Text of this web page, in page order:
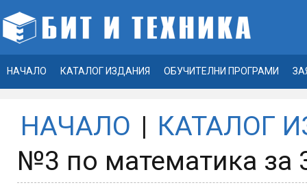
НАЧАЛО КАТАЛОГ ИЗДАНИЯ ОБУЧИТЕЛНИ ПРОГРАМИ
НАЧАЛО | КАТАЛОГ
№3 по математика за